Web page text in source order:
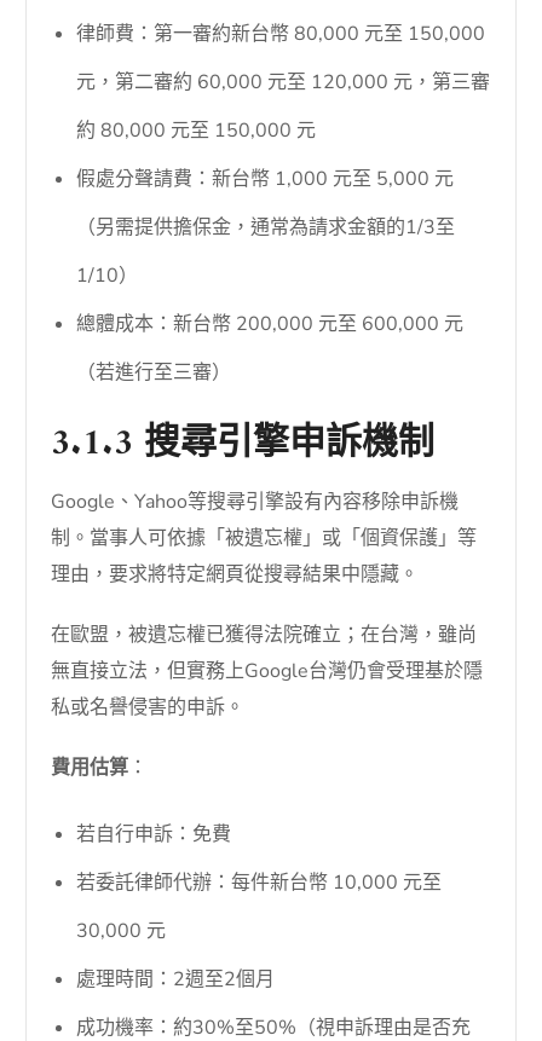
律師費：第一審約新台幣 80,000 元至 150,000
元，第二審約 60,000 元至 120,000 元，第三審
約 80,000 元至 150,000 元
假處分聲請費：新台幣 1,000 元至 5,000 元
（另需提供擔保金，通常為請求金額的1/3至
1/10）
總體成本：新台幣 200,000 元至 600,000 元
（若進行至三審）
3.1.3 搜尋引擎申訴機制
Google、Yahoo等搜尋引擎設有內容移除申訴機
制。當事人可依據「被遺忘權」或「個資保護」等
理由，要求將特定網頁從搜尋結果中隱藏。
在歐盟，被遺忘權已獲得法院確立；在台灣，雖尚
無直接立法，但實務上Google台灣仍會受理基於隱
私或名譽侵害的申訴。
費用估算 ：
若自行申訴：免費
若委託律師代辦：每件新台幣 10,000 元至
30,000 元
處理時間：2週至2個月
成功機率：約30%至50%（視申訴理由是否充